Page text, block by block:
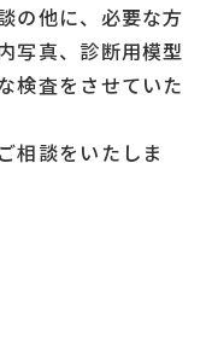
の他に、必要な方
写真、診断用模型
検査をさせていた
相談をいたしま